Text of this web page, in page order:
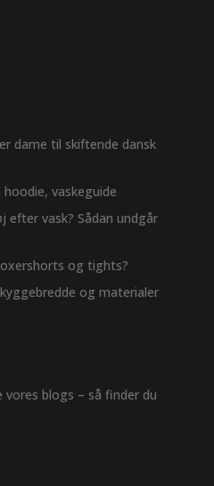
dame til skiftende dansk
hoodie, vaskeguide
efter vask? Sådan undgår
og tights?
og materialer
vores blogs – så finder du